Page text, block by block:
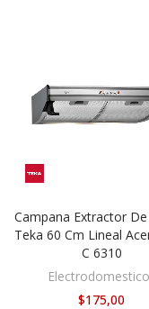
AÑADIR AL
Campana Extractor
Teka 60 Cm Lineal
C 6310
$175,00